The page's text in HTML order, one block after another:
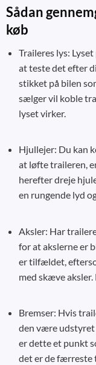
Sådan
køb
Traileres lys:
at teste det efter
stikket på bilen
sælger vil koble
lyset virker.
Hjullejer: Du kan
at løfte traileren,
herefter dreje
en rungende lyd
Aksler: Har
for at akslerne er
er tilfældet,
med skæve aksler.
Bremser: Hvis
den være udstyret
er dette et punkt
det er de færreste